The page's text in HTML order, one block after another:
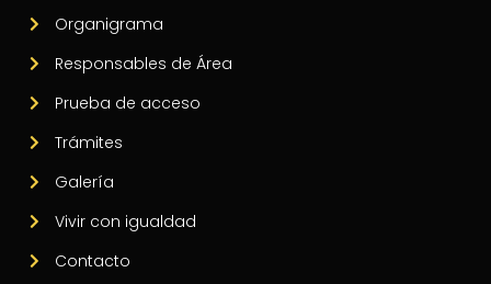
Organigrama
Responsables de Área
Prueba de acceso
Trámites
Galería
Vivir con igualdad
Contacto